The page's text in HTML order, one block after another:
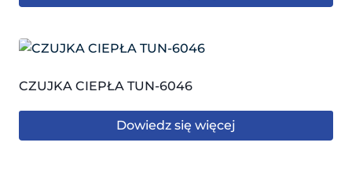
CZUJKA CIEPŁA TUN-6046
Dowiedz się więcej